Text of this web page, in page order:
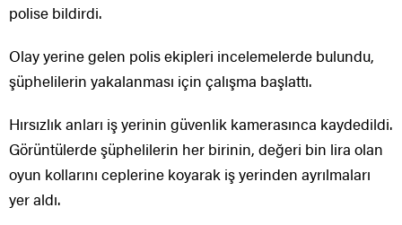
polise bildirdi.
Olay yerine gelen polis ekipleri incelemelerde bulundu,
şüphelilerin yakalanması için çalışma başlattı.
Hırsızlık anları iş yerinin güvenlik kamerasınca kaydedildi.
Görüntülerde şüphelilerin her birinin, değeri bin lira olan
oyun kollarını ceplerine koyarak iş yerinden ayrılmaları
yer aldı.